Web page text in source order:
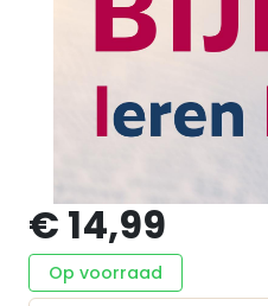
€ 14,99
Op voorraad